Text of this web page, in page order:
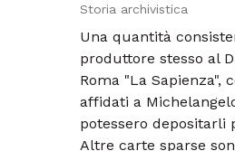
Storia archivistica
Una quantità
produttore stesso al
Roma "La Sapienza",
affidati a
potessero depositarli
Altre carte sparse